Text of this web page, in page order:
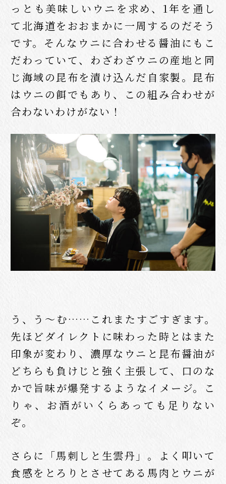
っとも美味しいウニを求め、1年を通し
て北海道をおおまかに一周するのだそう
です。そんなウニに合わせる醤油にもこ
だわっていて、わざわざウニの産地と同
じ海域の昆布を漬け込んだ自家製。昆布
はウニの餌でもあり、この組み合わせが
合わないわけがない！
う、う〜む……これまたすごすぎます。
先ほどダイレクトに味わった時とはまた
印象が変わり、濃厚なウニと昆布醤油が
どちらも負けじと強く主張して、口のな
かで旨味が爆発するようなイメージ。こ
りゃ、お酒がいくらあっても足りない
ぞ。
さらに「馬刺しと生雲丹」。よく叩いて
食感をとろりとさせてある馬肉とウニが